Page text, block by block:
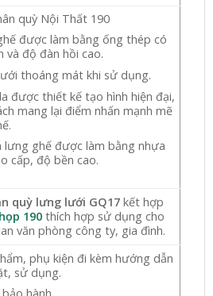
quỳ Nội Thất 190
được làm bằng ống thép có
và độ đàn hồi cao.
thoáng mát khi sử dụng.
được thiết kế tạo hình hiện đại,
mang lại điểm nhấn mạnh mẽ
lưng ghế được làm bằng nhựa
cấp, độ bền cao.
quỳ lưng lưới GQ17 kết hợp
190 thích hợp sử dụng cho
văn phòng công ty, gia đình.
phụ kiện đi kèm hướng dẫn
sử dụng.